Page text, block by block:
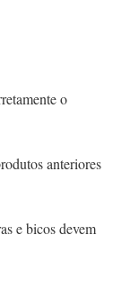
o
anteriores
e bicos devem